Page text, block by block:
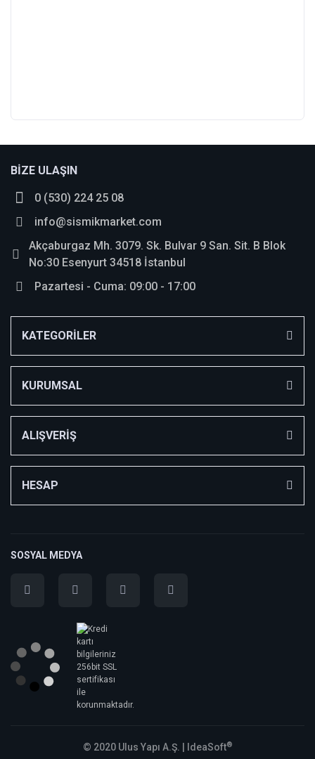
BİZE ULAŞIN
0 (530) 224 25 08
info@sismikmarket.com
Akçaburgaz Mh. 3079. Sk. Bulvar 9 San. Sit. B Blok
No:30 Esenyurt 34518 İstanbul
Pazartesi - Cuma: 09:00 - 17:00
KATEGORİLER
KURUMSAL
ALIŞVERİŞ
HESAP
SOSYAL MEDYA
© 2020 Ulus Yapı A.Ş. | IdeaSoft®